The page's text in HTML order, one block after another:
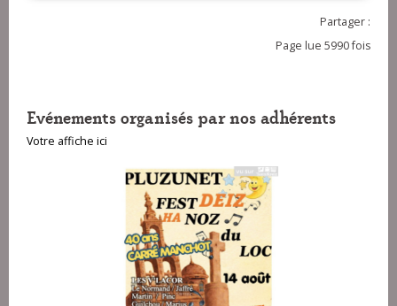
Partager :
Page lue 5990 fois
Evénements organisés par nos adhérents
Votre affiche ici